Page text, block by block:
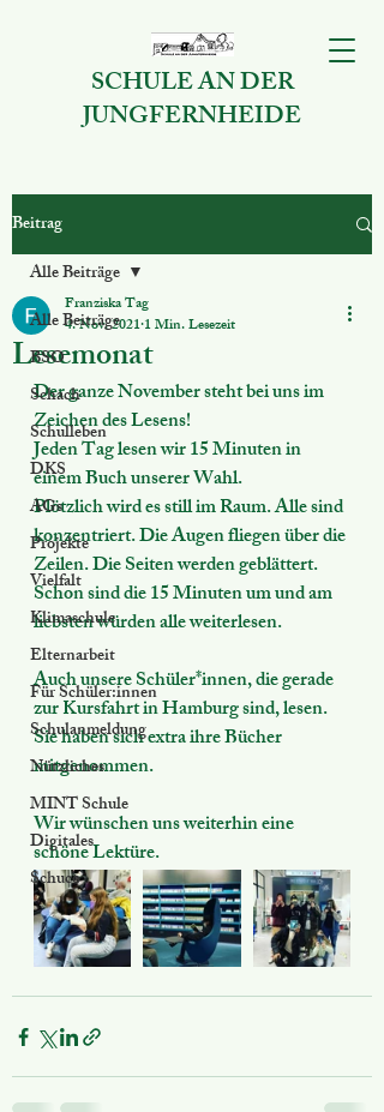
SCHULE AN DER
JUNGFERNHEIDE
Beitrag
Alle Beiträge
BSO
Schach
Schulleben
DKS
AGs
Projekte
Vielfalt
Klimaschule
Elternarbeit
Für Schüler:innen
Schulanmeldung
Nützliches
MINT Schule
Digitales
Schuco
Alle Beiträge
Lesemonat
Franziska Tag
4. Nov. 20211 Min. Lesezeit
Der ganze November steht bei uns im
Zeichen des Lesens!
Jeden Tag lesen wir 15 Minuten in
einem Buch unserer Wahl.
Plötzlich wird es still im Raum. Alle sind
konzentriert. Die Augen fliegen über die
Zeilen. Die Seiten werden geblättert.
Schon sind die 15 Minuten um und am
liebsten würden alle weiterlesen.
Auch unsere Schüler*innen, die gerade
zur Kursfahrt in Hamburg sind, lesen.
Sie haben sich extra ihre Bücher
mitgenommen.
Wir wünschen uns weiterhin eine
schöne Lektüre.